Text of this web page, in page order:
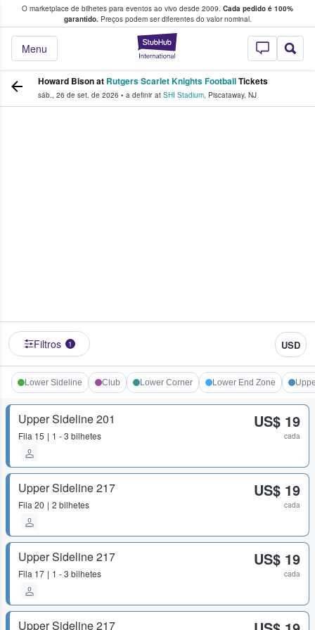
O marketplace de bilhetes para eventos ao vivo desde 2009. Cada pedido é 100%
garantido.Preços podem ser diferentes do valor nominal.
StubHub – onde
Menu
fãs compram e vendem bilhetes
Howard Bison at Rutgers Scarlet Knights FootballTickets
sáb., 26 de set. de 2026 • a definir at SHI Stadium, Piscataway, NJ
Filtros 1 USD
Lower Sideline Club Lower Corner Lower End Zone
Upper Sideline 201
Fila 15 1 - 3 bilhetes
US$ 19
cada
Upper Sideline 217
Fila 20 2 bilhetes
US$ 19
cada
Upper Sideline 217
Fila 17 1 - 3 bilhetes
US$ 19
cada
Upper Sideline 217